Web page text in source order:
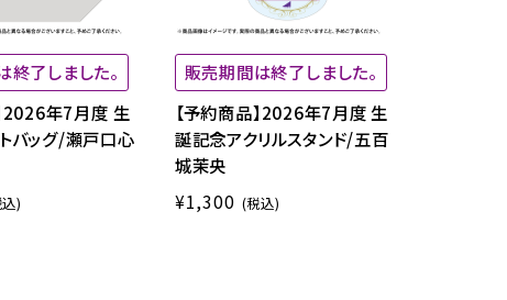
終了しました。
2026年7月度 生
バッグ/瀬戸口心
)
販売期間は終了しました。
【予約商品】2026年7月度 生
誕記念アクリルスタンド/五百
城茉央
¥1,300 (税込)